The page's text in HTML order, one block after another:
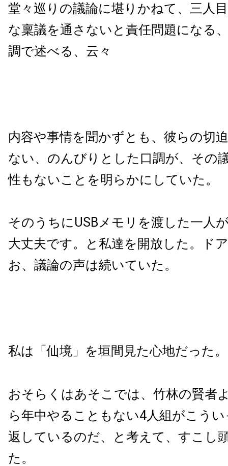
堂々巡りの議論に堪りかねて、三人
な稟議を通さないと責任問題になる
調で述べる、云々
内容や事情を聞かずとも、彼らの切
ない、のんびりとした口調が、その
性もないことを明らかにしていた。
そのうちにUSBメモリを渡した一人
大丈夫です。と私達を開放した。ド
お、議論の声は続いていた。
私は「仙境」を垣間見た心地だった。
おそらくはあそこでは、竹林の賢者
ら年中やることもない4人組がこう
返しているのだ、と考えて、すこし
た。